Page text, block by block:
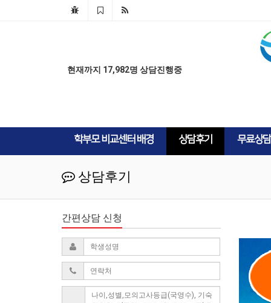
현재까지 17,982명 상담진행중
학부모 비교센터 배경 상담후기 무료상
상담후기
간편상담 신청